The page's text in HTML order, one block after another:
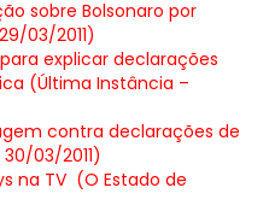
sobre Bolsonaro por
03/2011)
explicar declarações
(Última Instância –
contra declarações de
03/2011)
na TV (O Estado de